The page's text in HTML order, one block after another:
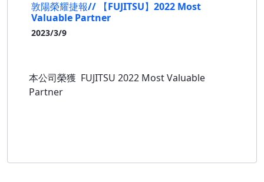
敦陽榮耀捷報// 【FUJITSU】2022 Most
Valuable Partner
2023/3/9
本公司榮獲 FUJITSU 2022 Most Valuable
Partner